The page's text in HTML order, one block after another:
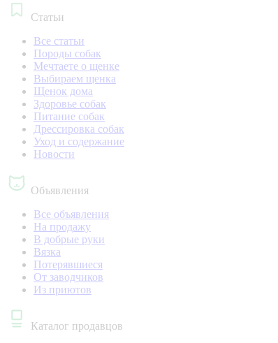
Статьи
Все статьи
Породы собак
Мечтаете о щенке
Выбираем щенка
Щенок дома
Здоровье собак
Питание собак
Дрессировка собак
Уход и содержание
Новости
Объявления
Все объявления
На продажу
В добрые руки
Вязка
Потерявшиеся
От заводчиков
Из приютов
Каталог продавцов